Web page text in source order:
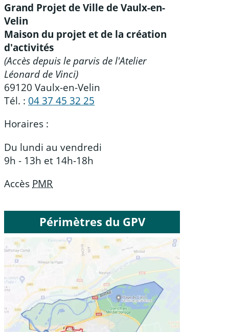
Grand Projet de Ville de Vaulx-en-
Velin
Maison du projet et de la création
d'activités
(Accès depuis le parvis de l'Atelier
Léonard de Vinci)
69120 Vaulx-en-Velin
Tél. : 04 37 45 32 25
Horaires :
Du lundi au vendredi
9h - 13h et 14h-18h
Accès PMR
Périmètres du GPV